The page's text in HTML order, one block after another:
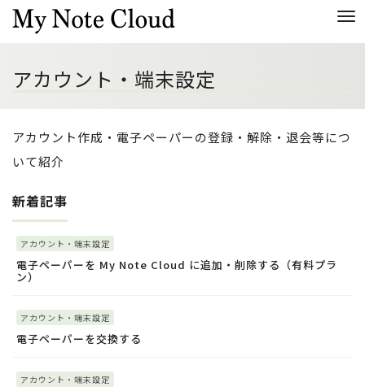
アカウント・端末設定
アカウント作成・電子ペーパーの登録・解除・退会等につ
いて紹介
新着記事
アカウント・端末設定
電子ペーパーを My Note Cloud に追加・削除する（有料プラ
ン）
アカウント・端末設定
電子ペーパーを交換する
アカウント・端末設定